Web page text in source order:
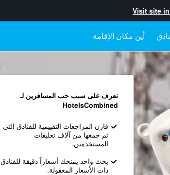
Visit site
أين مكان الإقامة
تعرف على سبب حب المسافرين لـ
HotelsCombined
قارن المراجعات التقييمية للفنادق التي
تم جمعها من آلاف تعليقات
المستخدمين.
بحث واحد يمنحك أسعاراً دقيقة للفنادق
ذات الأسعار المعقولة.